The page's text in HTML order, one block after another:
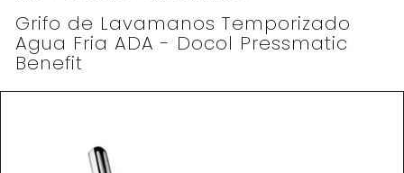
Grifo de Lavamanos Temporizado
Agua Fria ADA - Docol Pressmatic
Benefit